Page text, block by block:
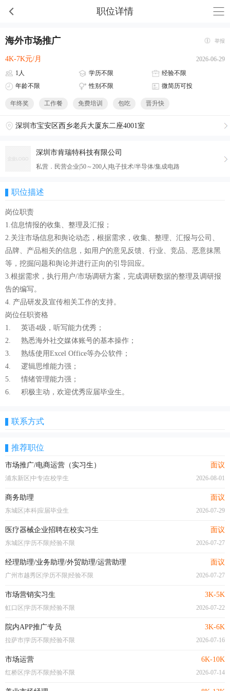
职位详情
海外市场推广 举报
4K-7K元/月
2026-06-29
1人
学历不限
经验不限
年龄不限
性别不限 微简历可投
年终奖 工作餐 免费培训 包吃 晋升快
深圳市宝安区西乡老兵大厦东二座4001室
深圳市肯瑞特科技有限公司
私营．民营企业|50～200人|电子技术/半导体/集成电路
职位描述
岗位职责
1.信息情报的收集、整理及汇报；
2.关注市场信息和舆论动态，根据需求，收集、整理、汇报与公司、
品牌、产品相关的信息，如用户的意见反馈、行业、竞品、恶意抹黑
等，挖掘问题和舆论并进行正向的引导回应。
3.根据需求，执行用户/市场调研方案，完成调研数据的整理及调研报
告的编写。
4. 产品研发及宣传相关工作的支持。
岗位任职资格
1. 英语4级，听写能力优秀；
2. 熟悉海外社交媒体账号的基本操作；
3. 熟练使用Excel Office等办公软件；
4. 逻辑思维能力强；
5. 情绪管理能力强；
6. 积极主动，欢迎优秀应届毕业生。
联系方式
推荐职位
市场推广/电商运营（实习生） 面议
浦东新区|中专|在校学生 2026-08-01
商务助理 面议
东城区|本科|应届毕业生 2026-07-29
医疗器械企业招聘在校实习生 面议
东城区|学历不限|经验不限 2026-07-27
经理助理/业务助理/外贸助理/运营助理 面议
广州市越秀区|学历不限|经验不限 2026-07-27
市场营销实习生 3K-5K
虹口区|学历不限|经验不限 2026-07-22
院内APP推广专员 3K-6K
拉萨市|学历不限|经验不限 2026-07-16
市场运营 6K-10K
红桥区|学历不限|经验不限 2026-07-14